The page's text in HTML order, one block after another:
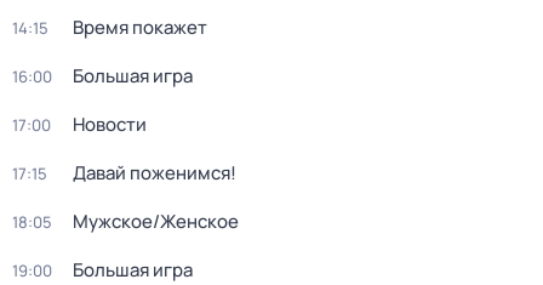
14:15 Время покажет
16:00 Большая игра
17:00 Новости
17:15 Давай поженимся!
18:05 Мужское/Женское
19:00 Большая игра